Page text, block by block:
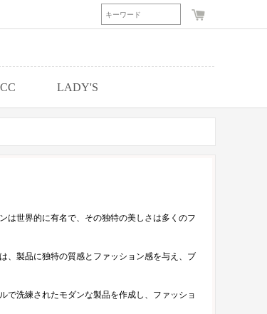
LADY'S
は世界的に有名で、その独特の美しさは多くのフ
、製品に独特の質感とファッション感を与え、ブ
で洗練されたモダンな製品を作成し、ファッショ